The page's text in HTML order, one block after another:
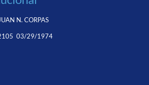
N. CORPAS
03/29/1974